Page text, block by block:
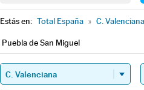
Estás en: Total España » C. Valenciana
Puebla de San Miguel